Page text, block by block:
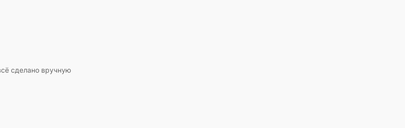
сделано вручную